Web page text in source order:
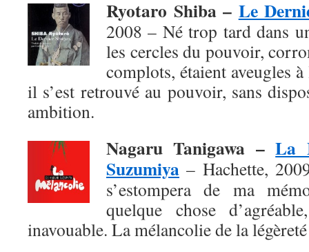
Ryotaro Shiba – Le
2008 – Né trop tard dans
les cercles du pouvoir,
complots, étaient aveugles
il s’est retrouvé au pouvoir, sans
ambition.
Nagaru Tanigawa –La
Suzumiya – Hachette,
s’estompera de ma
quelque chose
inavouable. La mélancolie de la